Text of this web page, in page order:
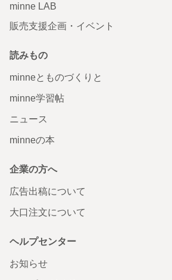
minne LAB
販売支援企画・イベント
読みもの
minneとものづくりと
minne学習帖
ニュース
minneの本
企業の方へ
広告出稿について
大口注文について
ヘルプセンター
お知らせ